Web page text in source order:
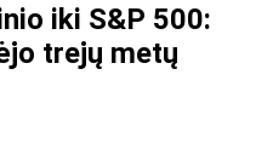
iki S&P 500:
trejų metų